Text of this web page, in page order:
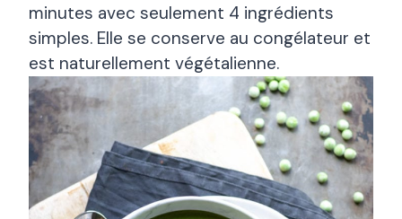
minutes avec seulement 4 ingrédients
simples. Elle se conserve au congélateur et
est naturellement végétalienne.